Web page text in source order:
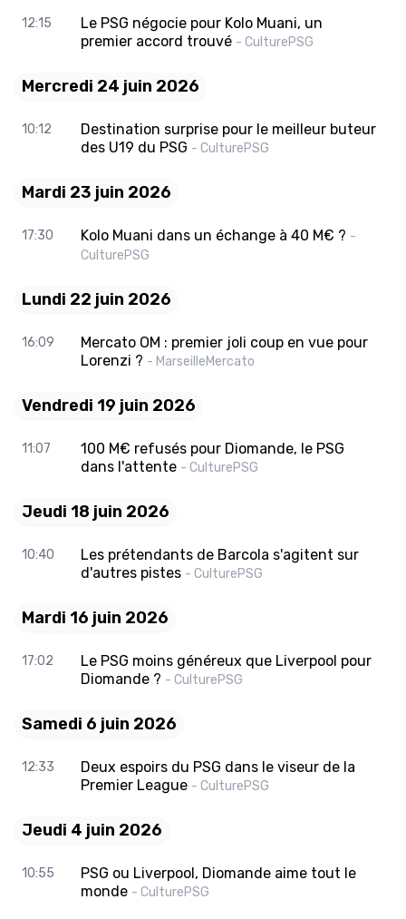
12:15
Le PSG négocie pour Kolo Muani, un
premier accord trouvé - CulturePSG
Mercredi 24 juin 2026
10:12
Destination surprise pour le meilleur buteur
des U19 du PSG - CulturePSG
Mardi 23 juin 2026
17:30 Kolo Muani dans un échange à 40 M€ ? -
CulturePSG
Lundi 22 juin 2026
16:09
Mercato OM : premier joli coup en vue pour
Lorenzi ? - MarseilleMercato
Vendredi 19 juin 2026
11:07
100 M€ refusés pour Diomande, le PSG
dans l'attente - CulturePSG
Jeudi 18 juin 2026
10:40
Les prétendants de Barcola s'agitent sur
d'autres pistes - CulturePSG
Mardi 16 juin 2026
17:02
Le PSG moins généreux que Liverpool pour
Diomande ? - CulturePSG
Samedi 6 juin 2026
12:33
Deux espoirs du PSG dans le viseur de la
Premier League - CulturePSG
Jeudi 4 juin 2026
10:55
PSG ou Liverpool, Diomande aime tout le
monde - CulturePSG